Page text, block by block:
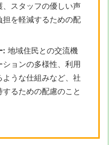
スタッフの優しい声
を軽減するための配
: 地域住民との交流機
ョンの多様性、利用
うな仕組みなど、社
るための配慮のこと